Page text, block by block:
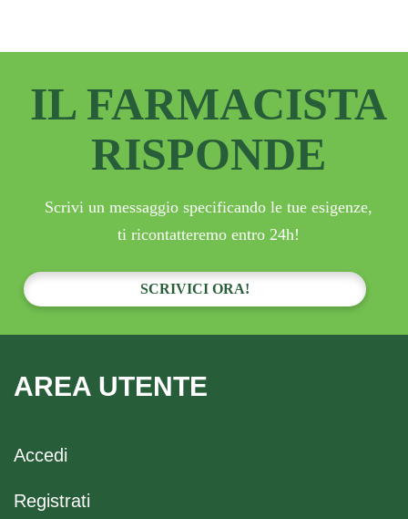
IL FARMACISTA
RISPONDE
Scrivi un messaggio specificando le tue esigenze,
ti ricontatteremo entro 24h!
SCRIVICI ORA!
AREA UTENTE
Accedi
Registrati